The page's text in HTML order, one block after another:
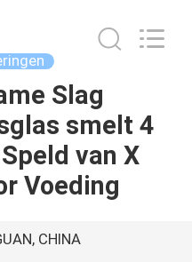
Slag
smelt 4
van X
Voeding
CHINA